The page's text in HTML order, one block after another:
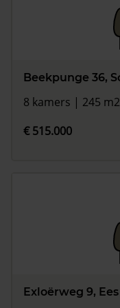
Beekpunge 36,
8 kamers | 245 m2
€ 515.000
Exloërweg 9, Ees